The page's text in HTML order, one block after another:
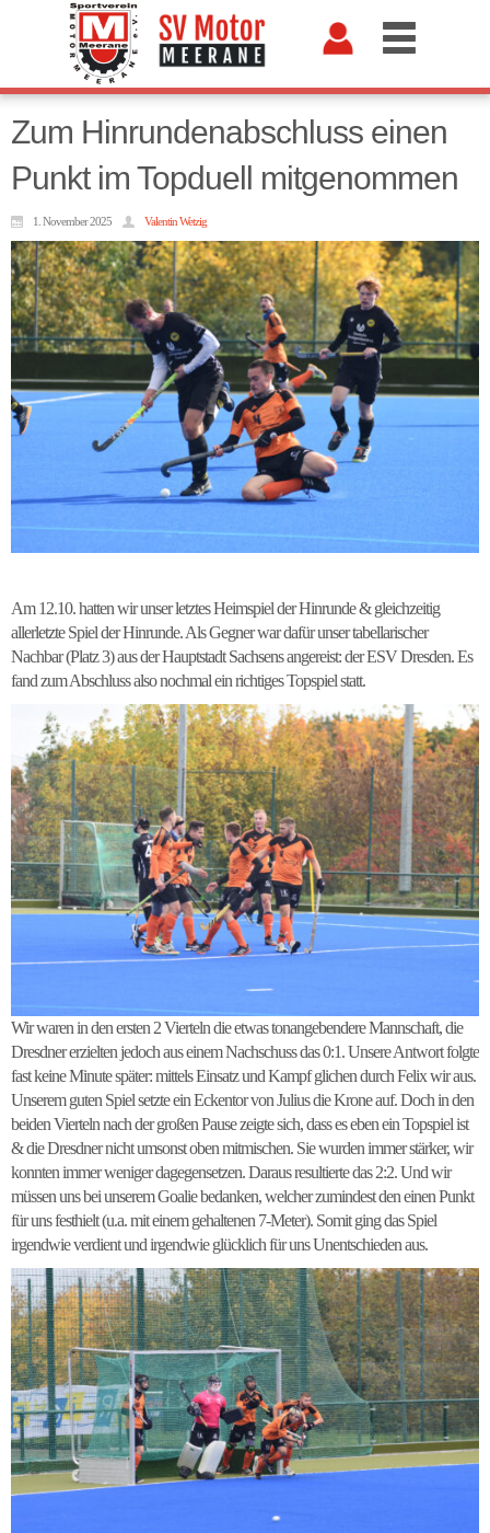
Zum Hinrundenabschluss einen
Punkt im Topduell mitgenommen
1. November 2025 Valentin Wetzig
Am 12.10. hatten wir unser letztes Heimspiel der Hinrunde & gleichzeitig
allerletzte Spiel der Hinrunde. Als Gegner war dafür unser tabellarischer
Nachbar (Platz 3) aus der Hauptstadt Sachsens angereist: der ESV Dresden. Es
fand zum Abschluss also nochmal ein richtiges Topspiel statt.
Wir waren in den ersten 2 Vierteln die etwas tonangebendere Mannschaft, die
Dresdner erzielten jedoch aus einem Nachschuss das 0:1. Unsere Antwort folgte
fast keine Minute später: mittels Einsatz und Kampf glichen durch Felix wir aus.
Unserem guten Spiel setzte ein Eckentor von Julius die Krone auf. Doch in den
beiden Vierteln nach der großen Pause zeigte sich, dass es eben ein Topspiel ist
& die Dresdner nicht umsonst oben mitmischen. Sie wurden immer stärker, wir
konnten immer weniger dagegensetzen. Daraus resultierte das 2:2. Und wir
müssen uns bei unserem Goalie bedanken, welcher zumindest den einen Punkt
für uns festhielt (u.a. mit einem gehaltenen 7-Meter). Somit ging das Spiel
irgendwie verdient und irgendwie glücklich für uns Unentschieden aus.